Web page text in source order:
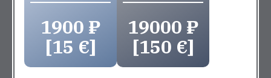
1900 ₽
[15 €]
19000 ₽
[150 €]